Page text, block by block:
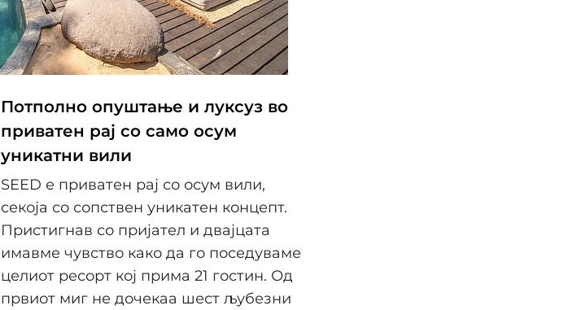
Потполно опуштање и луксуз во
приватен рај со само осум
уникатни вили
SEED е приватен рај со осум вили,
секоја со сопствен уникатен концепт.
Пристигнав со пријател и двајцата
имавме чувство како да го поседуваме
целиот ресорт кој прима 21 гостин. Од
првиот миг не дочекаа шест љубезни